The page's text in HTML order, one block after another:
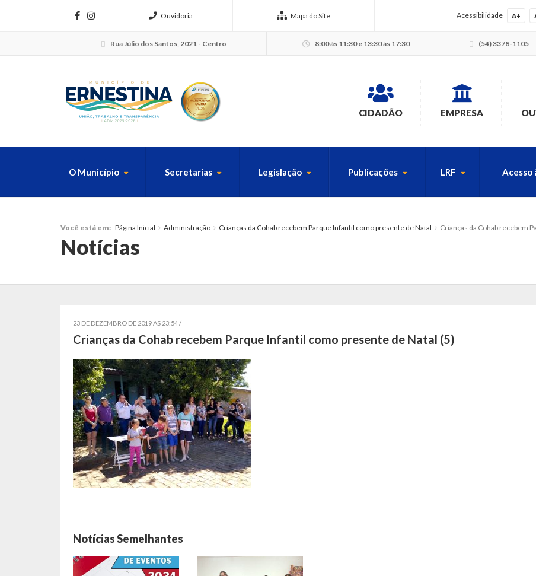
Ouvidoria Mapa do Site Acessibilidade A+
Rua Júlio dos Santos, 2021 - Centro 8:00 às 11:30 e 13:30 às 17:30 (54) 3378-1105
CIDADÃO EMPRESA
O Município Secretarias Legislação Publicações LRF Acesso
Você está em: Página Inicial Administração Crianças da Cohab recebem Parque Infantil como presente de Natal Crianças da Cohab recebem
Notícias
23 DE DEZEMBRO DE 2019 AS 23:54 /
Crianças da Cohab recebem Parque Infantil como presente de Natal (5)
Notícias Semelhantes